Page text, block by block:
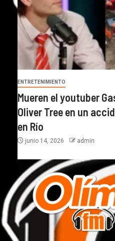
ENTRETENIMIENTO
Mueren el youtuber
Oliver Tree en un
en Río
junio 14, 2026 admin